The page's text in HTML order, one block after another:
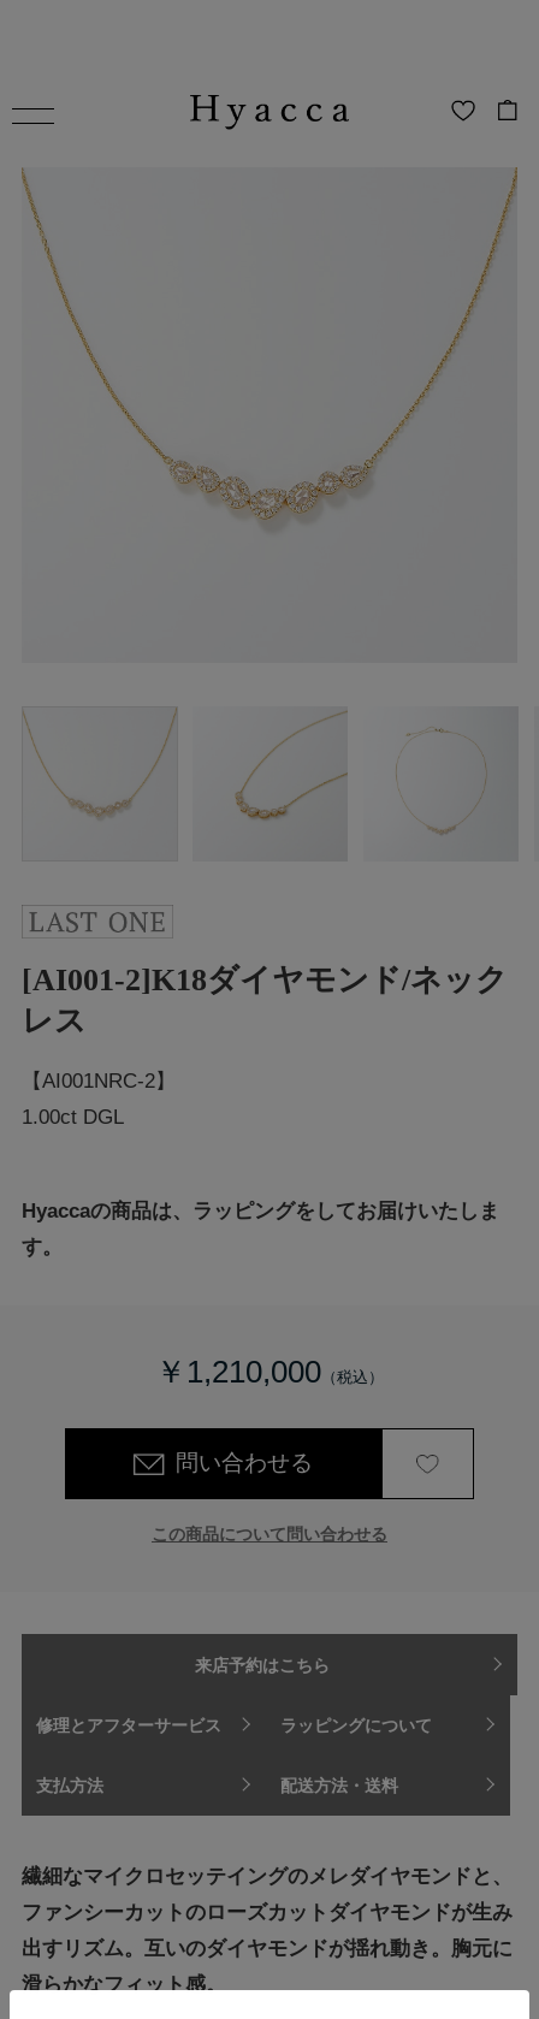
[AI001-2]K18ダイヤモンド/ネック
レス
【AI001NRC-2】
1.00ct DGL
Hyaccaの商品は、ラッピングをしてお届けいたしま
す。
￥1,210,000
問い合わせる
この商品について問い合わせる
来店予約はこちら
修理とアフターサービス ラッピングについて
支払方法 配送方法・送料
繊細なマイクロセッテイングのメレダイヤモンドと、
ファンシーカットのローズカットダイヤモンドが生み
出すリズム。互いのダイヤモンドが揺れ動き。胸元に
滑らかなフィット感。